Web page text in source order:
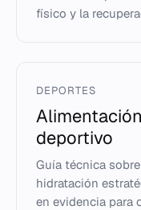
físico y la
DEPORTES
deportivo
Guía técnica
hidratación
en evidencia para